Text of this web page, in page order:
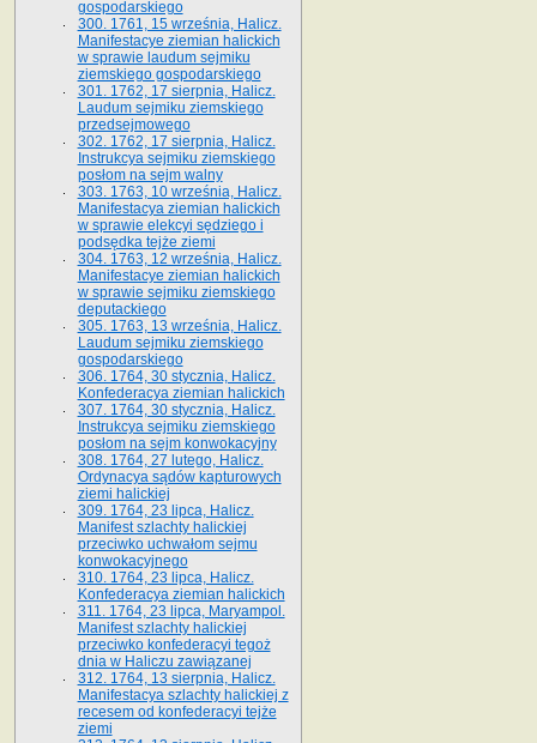
gospodarskiego
300. 1761, 15 września, Halicz.
Manifestacye ziemian halickich
w sprawie laudum sejmiku
ziemskiego gospodarskiego
301. 1762, 17 sierpnia, Halicz.
Laudum sejmiku ziemskiego
przedsejmowego
302. 1762, 17 sierpnia, Halicz.
Instrukcya sejmiku ziemskiego
posłom na sejm walny
303. 1763, 10 września, Halicz.
Manifestacya ziemian halickich
w sprawie elekcyi sędziego i
podsędka tejże ziemi
304. 1763, 12 września, Halicz.
Manifestacye ziemian halickich
w sprawie sejmiku ziemskiego
deputackiego
305. 1763, 13 września, Halicz.
Laudum sejmiku ziemskiego
gospodarskiego
306. 1764, 30 stycznia, Halicz.
Konfederacya ziemian halickich
307. 1764, 30 stycznia, Halicz.
Instrukcya sejmiku ziemskiego
posłom na sejm konwokacyjny
308. 1764, 27 lutego, Halicz.
Ordynacya sądów kapturowych
ziemi halickiej
309. 1764, 23 lipca, Halicz.
Manifest szlachty halickiej
przeciwko uchwałom sejmu
konwokacyjnego
310. 1764, 23 lipca, Halicz.
Konfederacya ziemian halickich
311. 1764, 23 lipca, Maryampol.
Manifest szlachty halickiej
przeciwko konfederacyi tegoż
dnia w Haliczu zawiązanej
312. 1764, 13 sierpnia, Halicz.
Manifestacya szlachty halickiej z
recesem od konfederacyi tejże
ziemi